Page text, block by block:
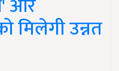
मिलेगी उन्नत